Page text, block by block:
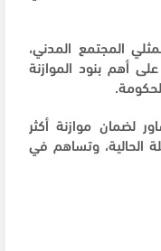
المجتمع المدني،
أهم بنود الموازنة
لضمان موازنة أكثر
الحالية، وتساهم في